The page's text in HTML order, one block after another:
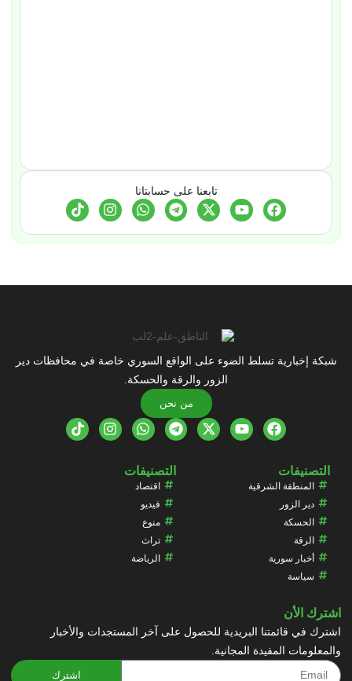
تابعنا على حسابتانا
شبكة إخبارية تسلط الضوء على الواقع السوري خاصة في محافظات دير
الزور والرقة والحسكة.
من نحن
التصنيفات
المنطقة الشرقية
دير الزور
الحسكة
الرقة
أخبار سورية
سياسة
التصنيفات
اقتصاد
فيديو
منوع
تراث
الرياضة
اشترك الأن
اشترك في قائمتنا البريدية للحصول على آخر المستجدات والأخبار
والمعلومات المفيدة المجانية.
اشترك